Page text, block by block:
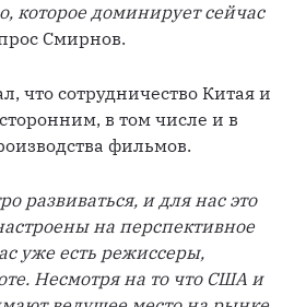
которое доминирует сейчас
Смирнов.
что сотрудничество Китая и
в том числе и в
фильмов.
развиваться, и для нас это
на перспективное
уже есть режиссеры,
Несмотря на то что США и